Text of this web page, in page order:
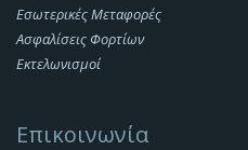
Εσωτερικές Μεταφορές
Ασφαλίσεις Φορτίων
Εκτελωνισμοί
Επικοινωνία